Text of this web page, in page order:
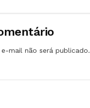
mail não será publicado.